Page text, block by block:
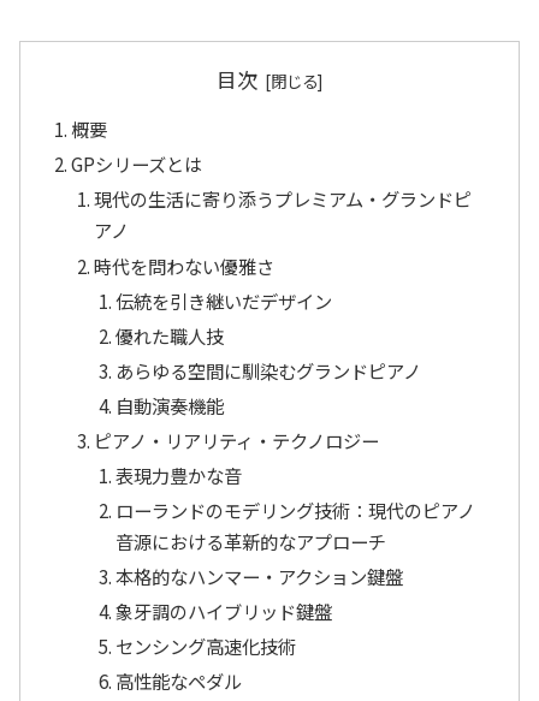
目次
概要
GPシリーズとは
現代の生活に寄り添うプレミアム・グランドピ
アノ
時代を問わない優雅さ
伝統を引き継いだデザイン
優れた職人技
あらゆる空間に馴染むグランドピアノ
自動演奏機能
ピアノ・リアリティ・テクノロジー
表現力豊かな音
ローランドのモデリング技術：現代のピアノ
音源における革新的なアプローチ
本格的なハンマー・アクション鍵盤
象牙調のハイブリッド鍵盤
センシング高速化技術
高性能なペダル